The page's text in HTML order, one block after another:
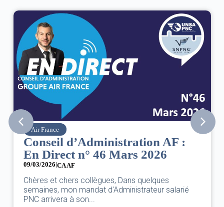
Air France
Conseil d’Administration AF :
En Direct n° 46 Mars 2026
09/03/2026|CA AF
Chères et chers collègues, Dans quelques
semaines, mon mandat d’Administrateur salarié
PNC arrivera à son...